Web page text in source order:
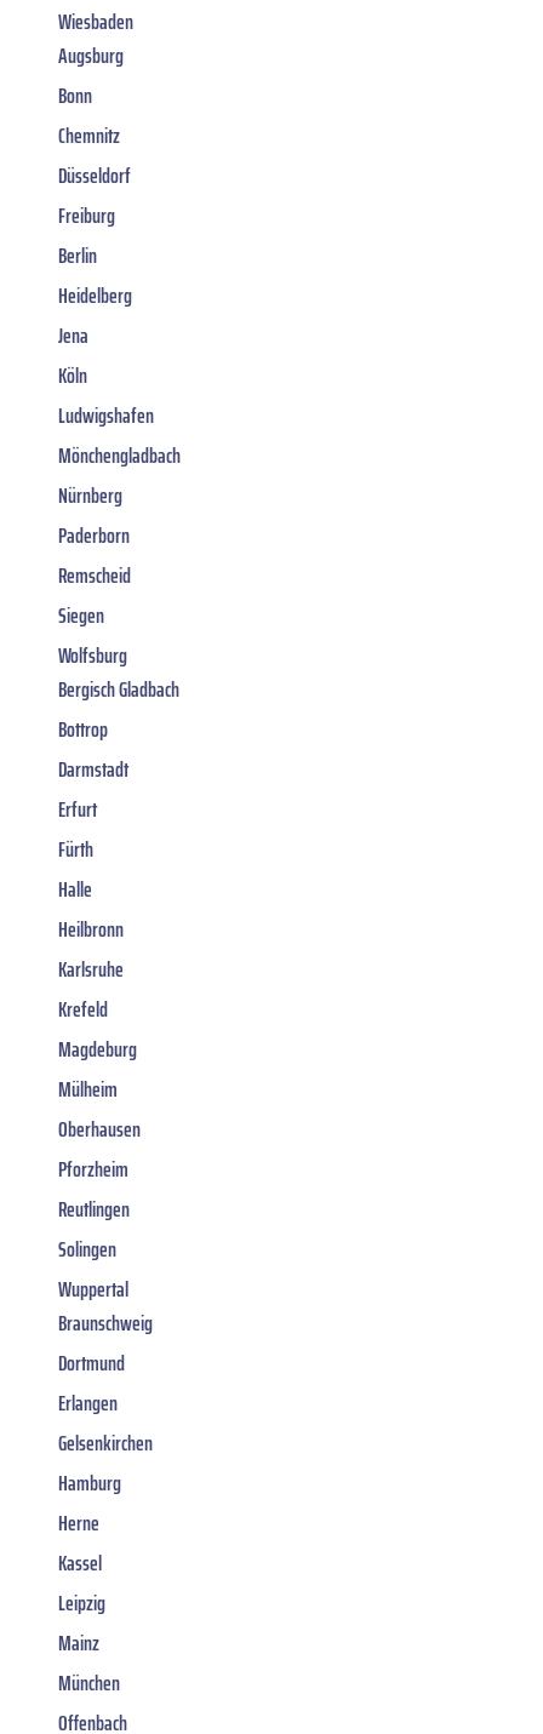
Wiesbaden
Augsburg
Bonn
Chemnitz
Düsseldorf
Freiburg
Berlin
Heidelberg
Jena
Köln
Ludwigshafen
Mönchengladbach
Nürnberg
Paderborn
Remscheid
Siegen
Wolfsburg
Bergisch Gladbach
Bottrop
Darmstadt
Erfurt
Fürth
Halle
Heilbronn
Karlsruhe
Krefeld
Magdeburg
Mülheim
Oberhausen
Pforzheim
Reutlingen
Solingen
Wuppertal
Braunschweig
Dortmund
Erlangen
Gelsenkirchen
Hamburg
Herne
Kassel
Leipzig
Mainz
München
Offenbach